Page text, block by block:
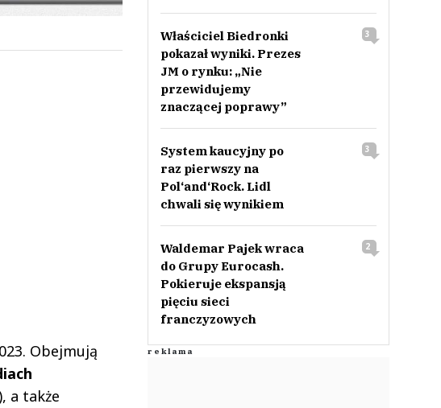
Obejmują
a także
Właściciel Biedronki
pokazał wyniki. Prezes
JM o rynku: „Nie
przewidujemy
znaczącej poprawy”
3
System kaucyjny po
raz pierwszy na
Pol‘and‘Rock. Lidl
chwali się wynikiem
3
Waldemar Pajek wraca
do Grupy Eurocash.
Pokieruje ekspansją
pięciu sieci
franczyzowych
2